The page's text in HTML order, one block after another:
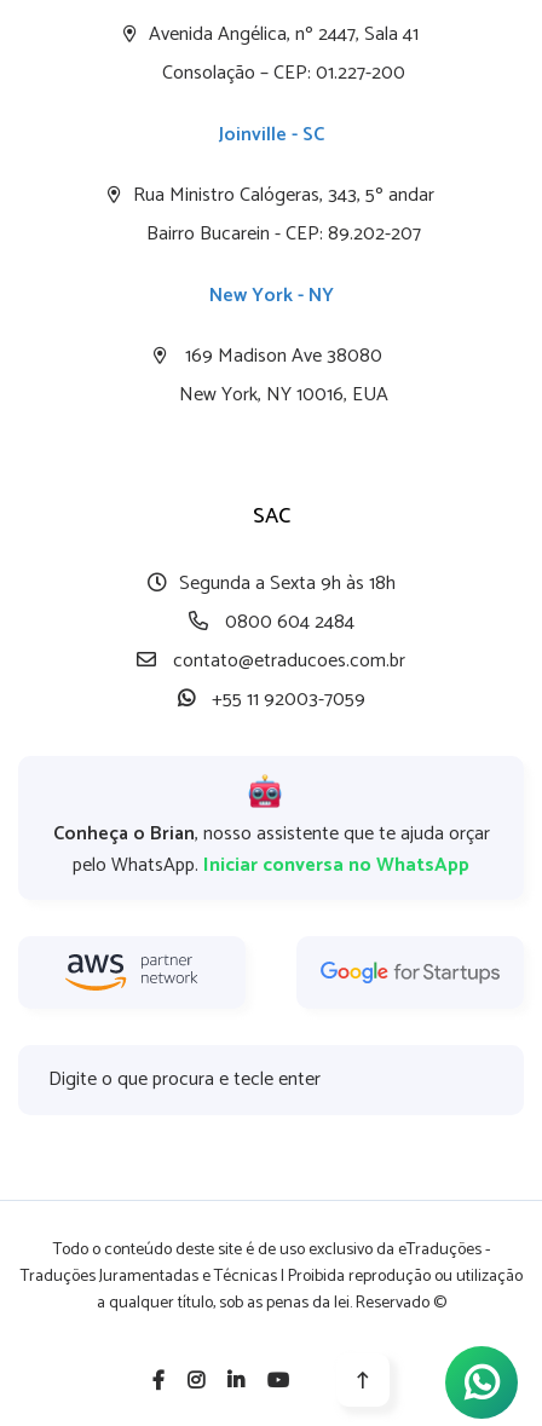
Avenida Angélica, nº 2447, Sala 41
Consolação – CEP: 01.227-200
Joinville - SC
Rua Ministro Calógeras, 343, 5º andar
Bairro Bucarein - CEP: 89.202-207
New York - NY
169 Madison Ave 38080
New York, NY 10016, EUA
SAC
Segunda a Sexta 9h às 18h
0800 604 2484
contato@etraducoes.com.br
+55 11 92003-7059
Conheça o Brian, nosso assistente que te ajuda orçar
pelo WhatsApp. Iniciar conversa no WhatsApp
Todo o conteúdo deste site é de uso exclusivo da eTraduções -
Traduções Juramentadas e Técnicas | Proibida reprodução ou utilização
a qualquer título, sob as penas da lei. Reservado ©